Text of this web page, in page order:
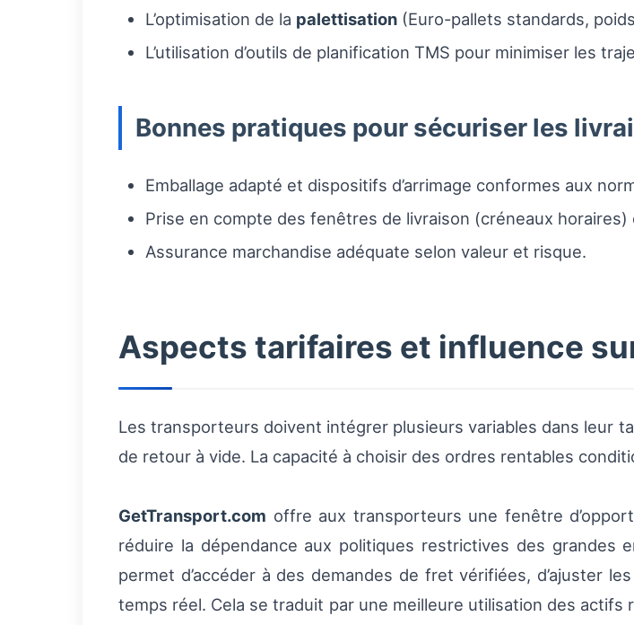
L’optimisation de la palettisation (Euro-pallets standards,
L’utilisation d’outils de planification TMS pour minimiser les
Bonnes pratiques pour sécuriser les
Emballage adapté et dispositifs d’arrimage conformes aux
Prise en compte des fenêtres de livraison (créneaux horaires)
Assurance marchandise adéquate selon valeur et risque.
Aspects tarifaires et influence
Les transporteurs doivent intégrer plusieurs variables dans leur
de retour à vide. La capacité à choisir des ordres rentables
GetTransport.com offre aux transporteurs une fenêtre
réduire la dépendance aux politiques restrictives des grandes
permet d’accéder à des demandes de fret vérifiées, d’ajuster
temps réel. Cela se traduit par une meilleure utilisation des